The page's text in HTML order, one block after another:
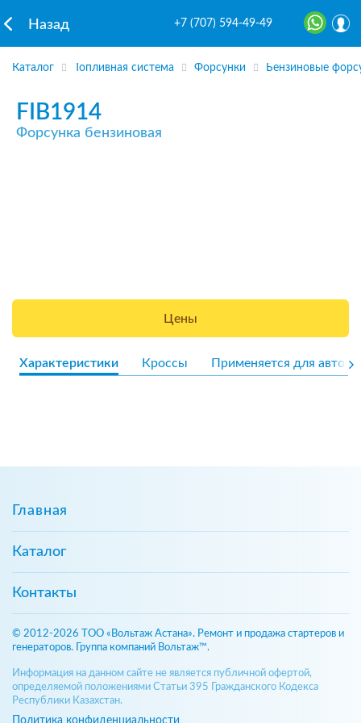
Назад +7 (707) 594-49-49
Каталог Топливная система Форсунки Бензиновые
FIB1914
Форсунка бензиновая
Цены
Характеристики Кроссы Применяется для авто
Главная
Каталог
Контакты
© 2012-2026 ТОО «Вольтаж Астана». Ремонт и продажа стартеров и
генераторов. Группа компаний Вольтаж™.
Информация на данном сайте не является публичной офертой,
определяемой положениями Статьи 395 Гражданского Кодекса
Республики Казахстан.
Политика конфиденциальности